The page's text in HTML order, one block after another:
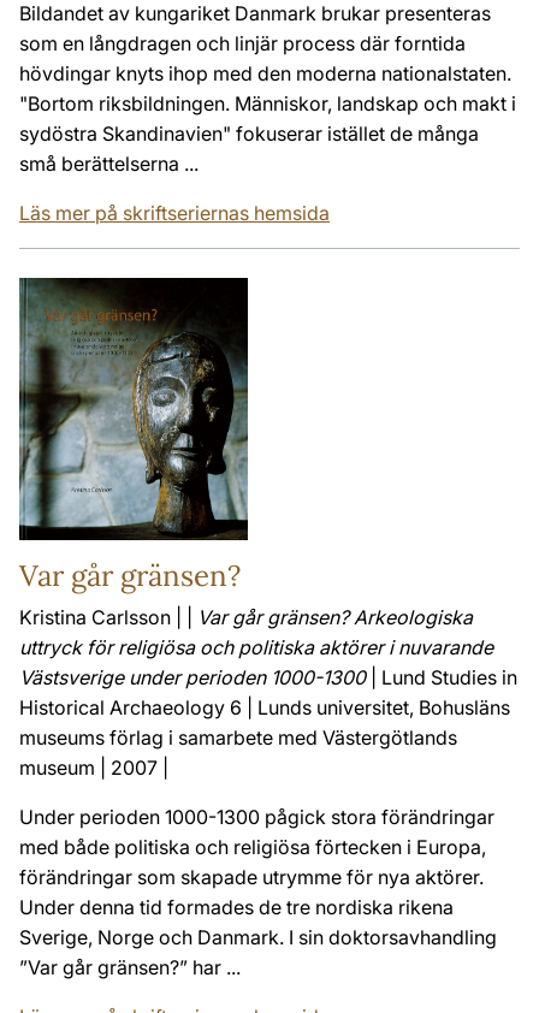
Bildandet av kungariket Danmark brukar presenteras
som en långdragen och linjär process där forntida
hövdingar knyts ihop med den moderna nationalstaten.
"Bortom riksbildningen. Människor, landskap och makt i
sydöstra Skandinavien" fokuserar istället de många
små berättelserna ...
Läs mer på skriftseriernas hemsida
Var går gränsen?
Kristina Carlsson | |
Var går gränsen? Arkeologiska
uttryck för religiösa och politiska aktörer i nuvarande
Västsverige under perioden 1000-1300| Lund Studies in
Historical Archaeology 6 | Lunds universitet, Bohusläns
museums förlag i samarbete med Västergötlands
museum | 2007 |
Under perioden 1000-1300 pågick stora förändringar
med både politiska och religiösa förtecken i Europa,
förändringar som skapade utrymme för nya aktörer.
Under denna tid formades de tre nordiska rikena
Sverige, Norge och Danmark. I sin doktorsavhandling
”Var går gränsen?” har ...